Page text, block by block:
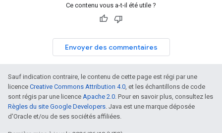
Ce contenu vous a-t-il été utile ?
Envoyer des commentaires
Sauf indication contraire, le contenu de cette page est régi par une
licence Creative Commons Attribution 4.0, et les échantillons de code
sont régis par une licence Apache 2.0. Pour en savoir plus, consultez les
Règles du site Google Developers. Java est une marque déposée
d'Oracle et/ou de ses sociétés affiliées.